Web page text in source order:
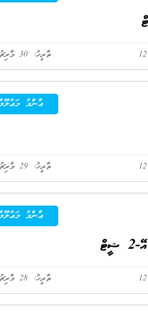
ތާރީޚު: 30 މާރިޗު 2022
ޢާންމު
ތާރީޚު: 29 މާރިޗު 2022
ޢާންމު
ތާރީޚު: 28 މާރިޗު 2022